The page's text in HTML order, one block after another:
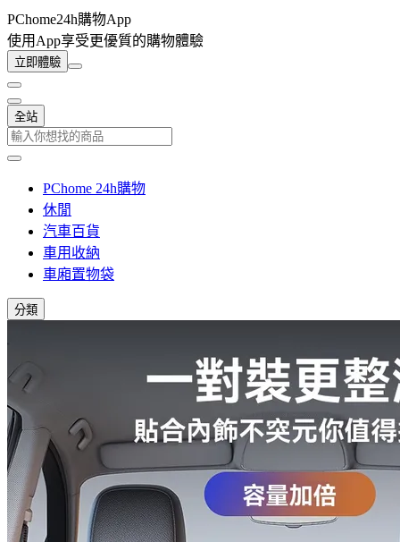
PChome24h購物App
使用App享受更優質的購物體驗
立即體驗
全站
PChome 24h購物
休閒
汽車百貨
車用收納
車廂置物袋
分類